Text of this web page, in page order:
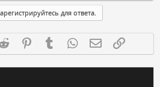
для ответа.
Reddit PinterestTumblr WhatsAppЭлектронная